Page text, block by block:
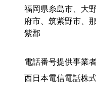
福岡県糸島市、大
府市、筑紫野市、
紫郡
電話番号提供事業
西日本電信電話株